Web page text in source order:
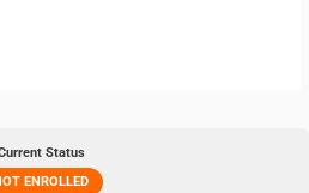
Status
ENROLLED